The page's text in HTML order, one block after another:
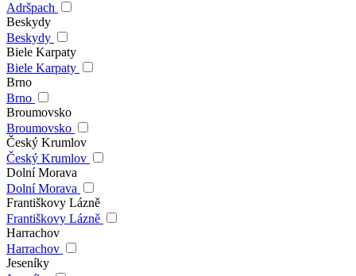
Adršpach
Beskydy
Beskydy
Biele Karpaty
Biele Karpaty
Brno
Brno
Broumovsko
Broumovsko
Český Krumlov
Český Krumlov
Dolní Morava
Dolní Morava
Františkovy Lázně
Františkovy Lázně
Harrachov
Harrachov
Jeseníky